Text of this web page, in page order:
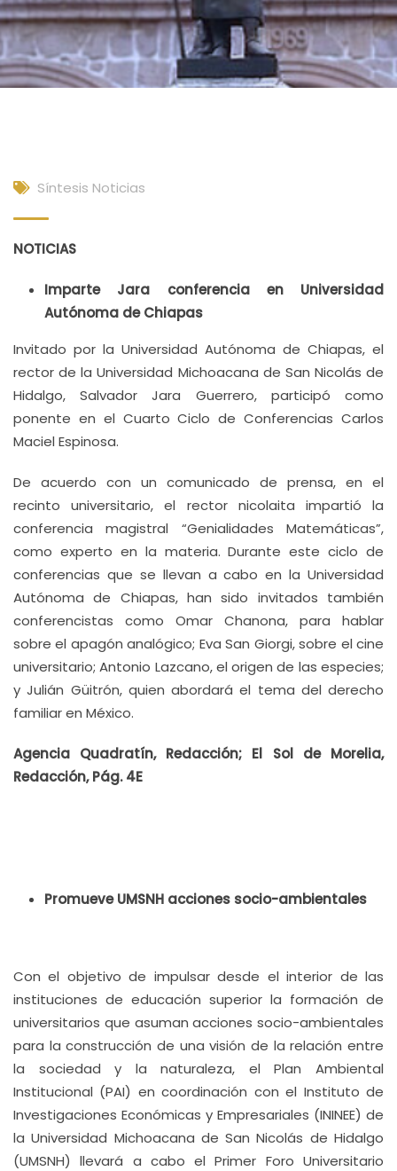
Síntesis Noticias
NOTICIAS
Imparte Jara conferencia en Universidad
Autónoma de Chiapas
Invitado por la Universidad Autónoma de Chiapas, el
rector de la Universidad Michoacana de San Nicolás de
Hidalgo, Salvador Jara Guerrero, participó como
ponente en el Cuarto Ciclo de Conferencias Carlos
Maciel Espinosa.
De acuerdo con un comunicado de prensa, en el
recinto universitario, el rector nicolaita impartió la
conferencia magistral “Genialidades Matemáticas”,
como experto en la materia. Durante este ciclo de
conferencias que se llevan a cabo en la Universidad
Autónoma de Chiapas, han sido invitados también
conferencistas como Omar Chanona, para hablar
sobre el apagón analógico; Eva San Giorgi, sobre el cine
universitario; Antonio Lazcano, el origen de las especies;
y Julián Güitrón, quien abordará el tema del derecho
familiar en México.
Agencia Quadratín, Redacción; El Sol de Morelia,
Redacción, Pág. 4E
Promueve UMSNH acciones socio-ambientales
Con el objetivo de impulsar desde el interior de las
instituciones de educación superior la formación de
universitarios que asuman acciones socio-ambientales
para la construcción de una visión de la relación entre
la sociedad y la naturaleza, el Plan Ambiental
Institucional (PAI) en coordinación con el Instituto de
Investigaciones Económicas y Empresariales (ININEE) de
la Universidad Michoacana de San Nicolás de Hidalgo
(UMSNH) llevará a cabo el Primer Foro Universitario